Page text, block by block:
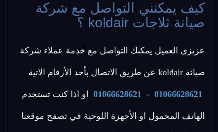
كيف يمكنني التواصل مع شركة
صيانة ثلاجات koldair ؟
عزيزي العميل يمكنك التواصل مع خدمة عملاء شركة
صيانة koldair عن طريق الاتصال بأحد الأرقام الاتية
01066628621
-
01066628621 او اذا كنت تستخدم
الهاتف المحمول او الأجهزة اللوحية في تصفح موقعنا